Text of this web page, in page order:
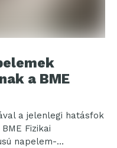
a BME
a jelenlegi hatásfok
Fizikai
napelem-